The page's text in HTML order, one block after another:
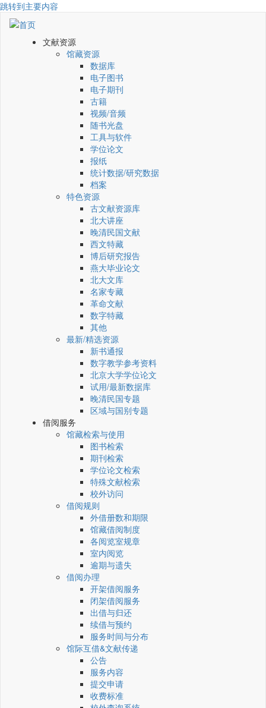
跳转到主要内容
文献资源
馆藏资源
数据库
电子图书
电子期刊
古籍
视频/音频
随书光盘
工具与软件
学位论文
报纸
统计数据/研究数据
档案
特色资源
古文献资源库
北大讲座
晚清民国文献
西文特藏
博后研究报告
燕大毕业论文
北大文库
名家专藏
革命文献
数字特藏
其他
最新/精选资源
新书通报
数字教学参考资料
北京大学学位论文
试用/最新数据库
晚清民国专题
区域与国别专题
借阅服务
馆藏检索与使用
图书检索
期刊检索
学位论文检索
特殊文献检索
校外访问
借阅规则
外借册数和期限
馆藏借阅制度
各阅览室规章
室内阅览
逾期与遗失
借阅办理
开架借阅服务
闭架借阅服务
出借与归还
续借与预约
服务时间与分布
馆际互借&文献传递
公告
服务内容
提交申请
收费标准